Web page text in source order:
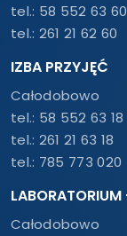
tel.: 58 552 63 60
tel.: 261 21 62 60
IZBA PRZYJĘĆ
Całodobowo
tel.: 58 552 63 18
tel.: 261 21 63 18
tel.: 785 773 020
Całodobowo